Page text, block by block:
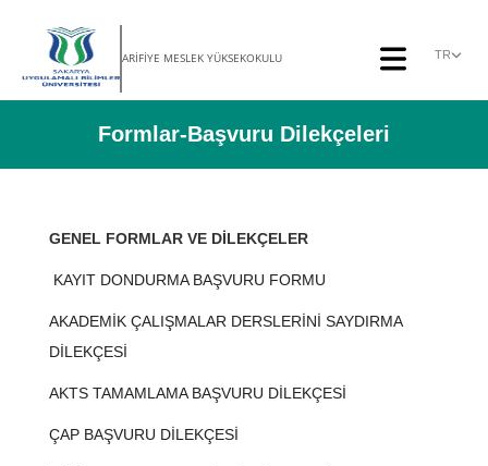
ARİFİYE MESLEK YÜKSEKOKULU TR
Formlar-Başvuru Dilekçeleri
GENEL FORMLAR VE DİLEKÇELER
KAYIT DONDURMA BAŞVURU FORMU
AKADEMİK ÇALIŞMALAR DERSLERİNİ SAYDIRMA
DİLEKÇESİ
AKTS TAMAMLAMA BAŞVURU DİLEKÇESİ
ÇAP BAŞVURU DİLEKÇESİ